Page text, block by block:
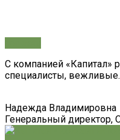
С компанией «Капитал»
специалисты,
Надежда Владимировна
Генеральный директор,